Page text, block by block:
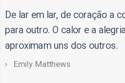
De lar em lar, de coração a
para outro. O calor e a
aproximam uns dos outros.
Emily Matthews